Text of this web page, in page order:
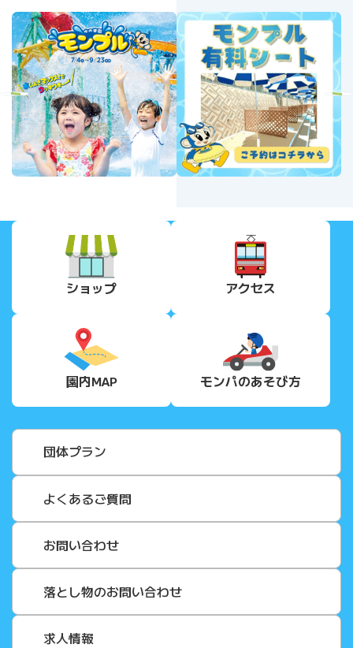
Next
ショップ アクセス
園内MAP モンパのあそび方
団体プラン
よくあるご質問
お問い合わせ
落とし物のお問い合わせ
求人情報